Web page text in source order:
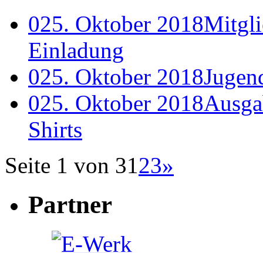
025. Oktober 2018
Einladung
025. Oktober 2018
025. Oktober 2018
Shirts
Seite 1 von 3123»
Partner